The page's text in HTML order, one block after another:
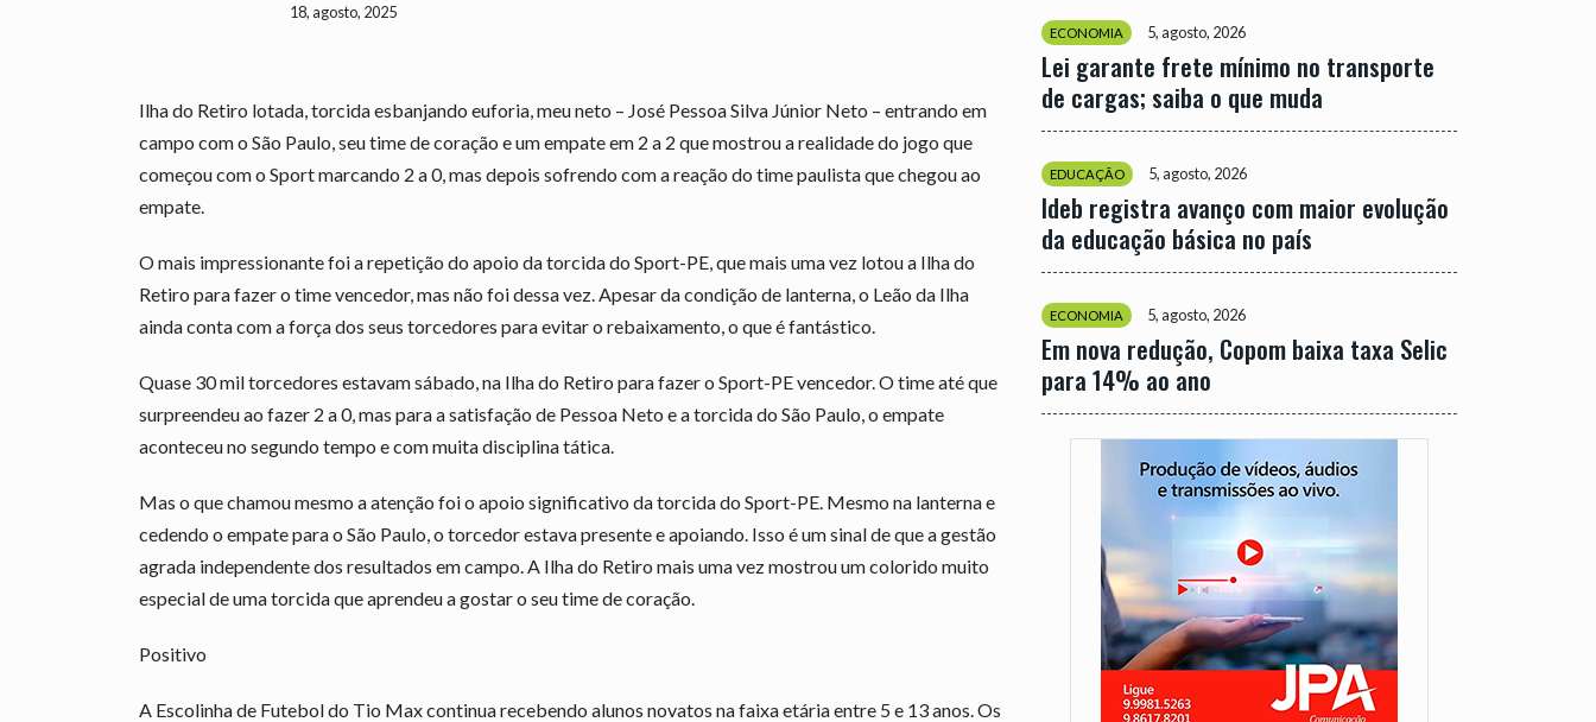
18, agosto, 2025
Ilha do Retiro lotada, torcida esbanjando euforia, meu neto – José Pessoa Silva Júnior Neto – entrando em
campo com o São Paulo, seu time de coração e um empate em 2 a 2 que mostrou a realidade do jogo que
começou com o Sport marcando 2 a 0, mas depois sofrendo com a reação do time paulista que chegou ao
empate.
O mais impressionante foi a repetição do apoio da torcida do Sport-PE, que mais uma vez lotou a Ilha do
Retiro para fazer o time vencedor, mas não foi dessa vez. Apesar da condição de lanterna, o Leão da Ilha
ainda conta com a força dos seus torcedores para evitar o rebaixamento, o que é fantástico.
Quase 30 mil torcedores estavam sábado, na Ilha do Retiro para fazer o Sport-PE vencedor. O time até que
surpreendeu ao fazer 2 a 0, mas para a satisfação de Pessoa Neto e a torcida do São Paulo, o empate
aconteceu no segundo tempo e com muita disciplina tática.
Mas o que chamou mesmo a atenção foi o apoio significativo da torcida do Sport-PE. Mesmo na lanterna e
cedendo o empate para o São Paulo, o torcedor estava presente e apoiando. Isso é um sinal de que a gestão
agrada independente dos resultados em campo. A Ilha do Retiro mais uma vez mostrou um colorido muito
especial de uma torcida que aprendeu a gostar o seu time de coração.
Positivo
A Escolinha de Futebol do Tio Max continua recebendo alunos novatos na faixa etária entre 5 e 13 anos. Os
ECONOMIA 5, agosto, 2026
Lei garante frete mínimo no transporte
de cargas; saiba o que muda
EDUCAÇÃO 5, agosto, 2026
Ideb registra avanço com maior evolução
da educação básica no país
ECONOMIA 5, agosto, 2026
Em nova redução, Copom baixa taxa Selic
para 14% ao ano